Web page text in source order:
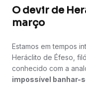
O devir de
março
Estamos em tempos
Heráclito de Éfeso,
conhecido com a
impossível banhar-